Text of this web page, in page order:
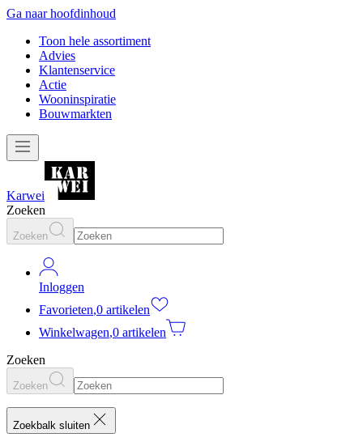
Ga naar hoofdinhoud
Toon hele assortiment
Advies
Klantenservice
Actie
Wooninspiratie
Bouwmarkten
Karwei
Zoeken
Zoeken
Inloggen
Favorieten,0 artikelen
Winkelwagen,0 artikelen
Zoeken
Zoeken
Zoekbalk sluiten